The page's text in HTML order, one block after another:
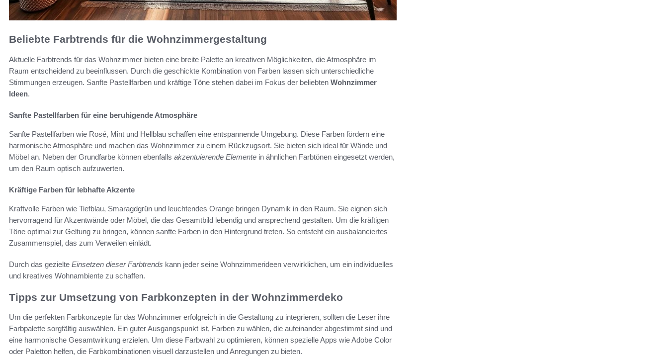
Beliebte Farbtrends für die Wohnzimmergestaltung
Aktuelle Farbtrends für das Wohnzimmer bieten eine breite Palette an kreativen Möglichkeiten, die Atmosphäre im
Raum entscheidend zu beeinflussen. Durch die geschickte Kombination von Farben lassen sich unterschiedliche
Stimmungen erzeugen. Sanfte Pastellfarben und kräftige Töne stehen dabei im Fokus der beliebten Wohnzimmer
Ideen.
Sanfte Pastellfarben für eine beruhigende Atmosphäre
Sanfte Pastellfarben wie Rosé, Mint und Hellblau schaffen eine entspannende Umgebung. Diese Farben fördern eine
harmonische Atmosphäre und machen das Wohnzimmer zu einem Rückzugsort. Sie bieten sich ideal für Wände und
Möbel an. Neben der Grundfarbe können ebenfalls akzentuierende Elemente in ähnlichen Farbtönen eingesetzt werden,
um den Raum optisch aufzuwerten.
Kräftige Farben für lebhafte Akzente
Kraftvolle Farben wie Tiefblau, Smaragdgrün und leuchtendes Orange bringen Dynamik in den Raum. Sie eignen sich
hervorragend für Akzentwände oder Möbel, die das Gesamtbild lebendig und ansprechend gestalten. Um die kräftigen
Töne optimal zur Geltung zu bringen, können sanfte Farben in den Hintergrund treten. So entsteht ein ausbalanciertes
Zusammenspiel, das zum Verweilen einlädt.
Durch das gezielte Einsetzen dieser Farbtrends kann jeder seine Wohnzimmerideen verwirklichen, um ein individuelles
und kreatives Wohnambiente zu schaffen.
Tipps zur Umsetzung von Farbkonzepten in der Wohnzimmerdeko
Um die perfekten Farbkonzepte für das Wohnzimmer erfolgreich in die Gestaltung zu integrieren, sollten die Leser ihre
Farbpalette sorgfältig auswählen. Ein guter Ausgangspunkt ist, Farben zu wählen, die aufeinander abgestimmt sind und
eine harmonische Gesamtwirkung erzielen. Um diese Farbwahl zu optimieren, können spezielle Apps wie Adobe Color
oder Paletton helfen, die Farbkombinationen visuell darzustellen und Anregungen zu bieten.